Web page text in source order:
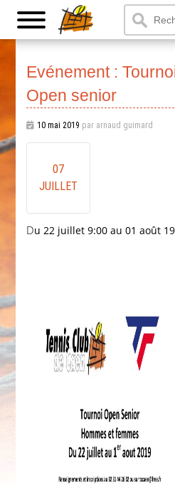
Evénement :
Open senior
10 mai 2019 par arnaud guimard
07
JUILLET
Du 22 juillet 9:00 au 01 août